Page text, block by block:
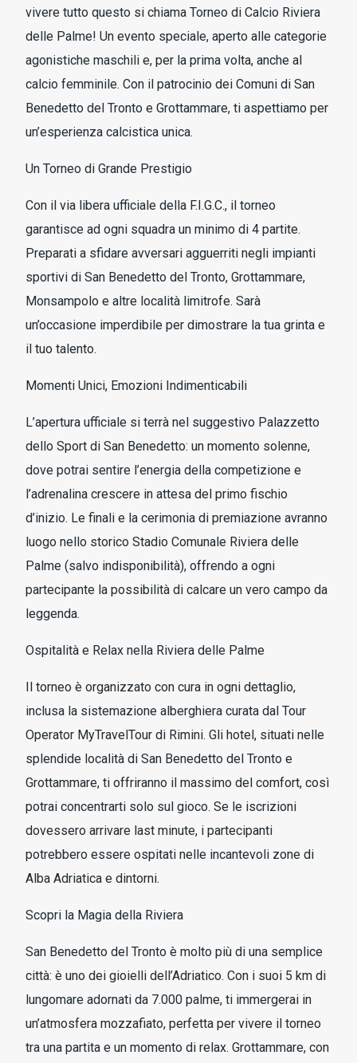
vivere tutto questo si chiama Torneo di Calcio Riviera
delle Palme! Un evento speciale, aperto alle categorie
agonistiche maschili e, per la prima volta, anche al
calcio femminile. Con il patrocinio dei Comuni di San
Benedetto del Tronto e Grottammare, ti aspettiamo per
un’esperienza calcistica unica.
Un Torneo di Grande Prestigio
Con il via libera ufficiale della F.I.G.C., il torneo
garantisce ad ogni squadra un minimo di 4 partite.
Preparati a sfidare avversari agguerriti negli impianti
sportivi di San Benedetto del Tronto, Grottammare,
Monsampolo e altre località limitrofe. Sarà
un’occasione imperdibile per dimostrare la tua grinta e
il tuo talento.
Momenti Unici, Emozioni Indimenticabili
L’apertura ufficiale si terrà nel suggestivo Palazzetto
dello Sport di San Benedetto: un momento solenne,
dove potrai sentire l’energia della competizione e
l’adrenalina crescere in attesa del primo fischio
d’inizio. Le finali e la cerimonia di premiazione avranno
luogo nello storico Stadio Comunale Riviera delle
Palme (salvo indisponibilità), offrendo a ogni
partecipante la possibilità di calcare un vero campo da
leggenda.
Ospitalità e Relax nella Riviera delle Palme
Il torneo è organizzato con cura in ogni dettaglio,
inclusa la sistemazione alberghiera curata dal Tour
Operator MyTravelTour di Rimini. Gli hotel, situati nelle
splendide località di San Benedetto del Tronto e
Grottammare, ti offriranno il massimo del comfort, così
potrai concentrarti solo sul gioco. Se le iscrizioni
dovessero arrivare last minute, i partecipanti
potrebbero essere ospitati nelle incantevoli zone di
Alba Adriatica e dintorni.
Scopri la Magia della Riviera
San Benedetto del Tronto è molto più di una semplice
città: è uno dei gioielli dell’Adriatico. Con i suoi 5 km di
lungomare adornati da 7.000 palme, ti immergerai in
un’atmosfera mozzafiato, perfetta per vivere il torneo
tra una partita e un momento di relax. Grottammare, con